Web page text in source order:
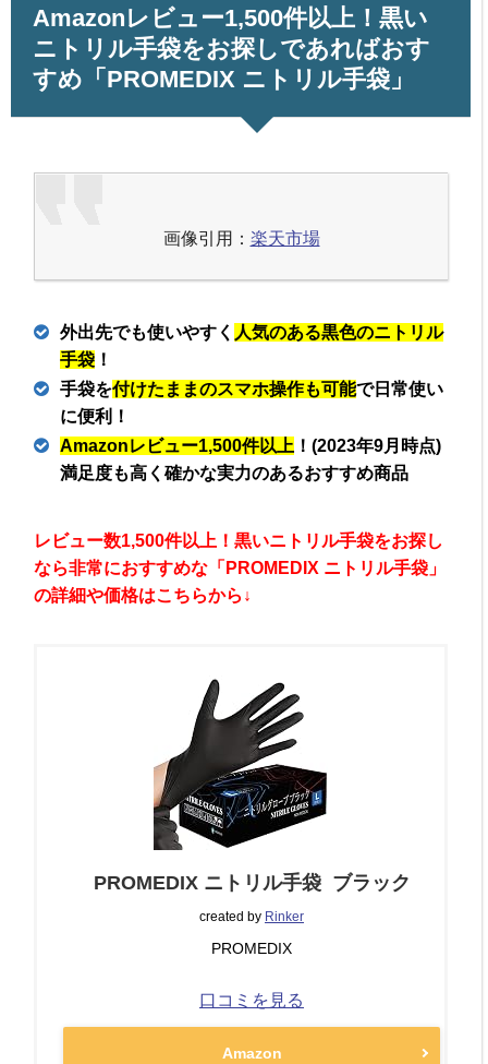
Amazonレビュー1,500件以上！黒い
ニトリル手袋をお探しであればおす
すめ「PROMEDIX ニトリル手袋」
画像引用： 楽天市場
外出先でも使いやすく 人気のある黒色のニトリル
手袋 ！
手袋を付けたままのスマホ操作も可能で日常使い
に便利！
Amazonレビュー1,500件以上 ！(2023年9月時点)
満足度も高く確かな実力のあるおすすめ商品
レビュー数1,500件以上！黒いニトリル手袋をお探し
なら非常におすすめな「PROMEDIX ニトリル手袋」
の詳細や価格はこちらから ↓
PROMEDIX ニトリル手袋 ブラック
created by Rinker
PROMEDIX
口コミを見る
Amazon